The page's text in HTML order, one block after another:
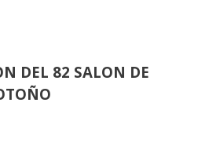
DEL 82 SALON DE